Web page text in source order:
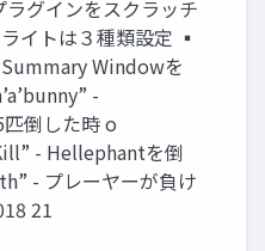
グインをスクラッチ
イトは３種類設定 ▪
Windowを
-
倒した時 o
- Hellephantを倒
- プレーヤーが負け
21